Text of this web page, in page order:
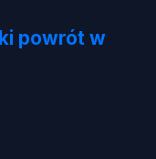
powrót w